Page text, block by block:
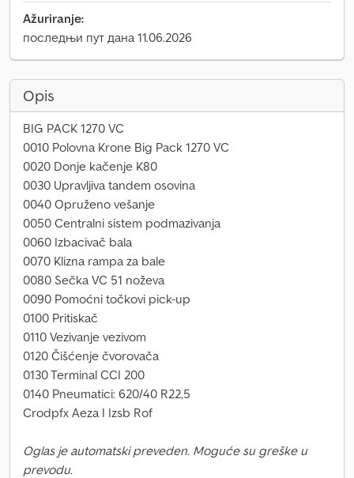
Ažuriranje:
последњи пут дана 11.06.2026
Opis
BIG PACK 1270 VC
0010 Polovna Krone Big Pack 1270 VC
0020 Donje kačenje K80
0030 Upravljiva tandem osovina
0040 Opruženo vešanje
0050 Centralni sistem podmazivanja
0060 Izbacivač bala
0070 Klizna rampa za bale
0080 Sečka VC 51 noževa
0090 Pomoćni točkovi pick-up
0100 Pritiskač
0110 Vezivanje vezivom
0120 Čišćenje čvorovača
0130 Terminal CCI 200
0140 Pneumatici: 620/40 R22,5
Crodpfx Aeza I Izsb Rof
Oglas je automatski preveden. Moguće su greške u
prevodu.